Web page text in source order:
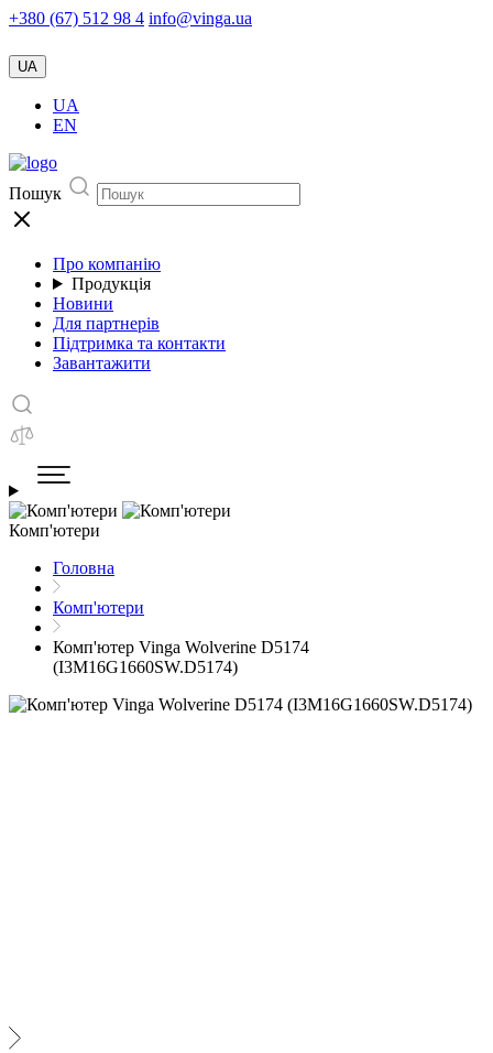
+380 (67) 512 98 4 info@vinga.ua
UA
UA
EN
Пошук
Про компанію
Продукція
Новини
Для партнерів
Підтримка та контакти
Завантажити
Комп'ютери
Головна
Комп'ютери
Комп'ютер Vinga Wolverine D5174
(I3M16G1660SW.D5174)